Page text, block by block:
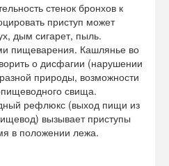
стенок бронхов к
приступ может
дым сигарет, пыль.
пищеварения. Кашлянье во
о дисфагии (нарушении
природы, возможности
свища.
рефлюкс (выход пищи из
вызывает приступы
в положении лежа.